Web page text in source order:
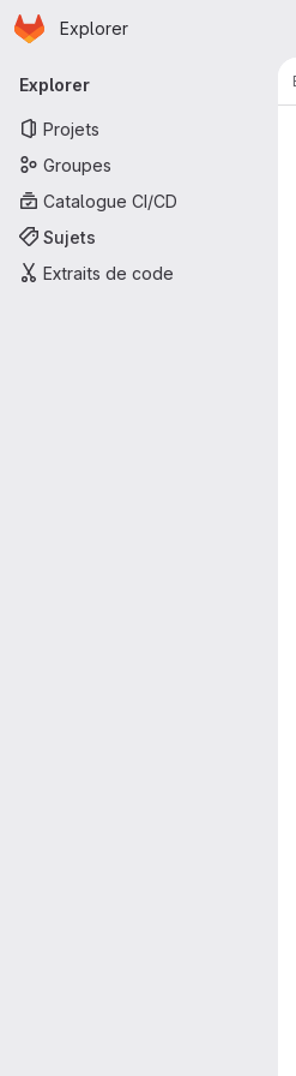
Passer au contenu principal
Page d'accueil
Explorer
Navigation
Explorer
Projets
Groupes
Catalogue CI/CD
Sujets
Extraits de code